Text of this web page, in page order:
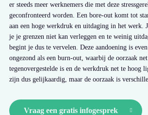
er steeds meer werknemers die met deze
geconfronteerd worden. Een bore-out komt tot
aan een hoge werkdruk en uitdaging in het werk.
je je grenzen niet kan verleggen en te weinig
begint je dus te vervelen. Deze aandoening is
ongezond als een burn-out, waarbij de oorzaak
tegenovergestelde is en de werkdruk net te hoog
zijn dus gelijkaardig, maar de oorzaak is
Vraag een gratis infogesprek